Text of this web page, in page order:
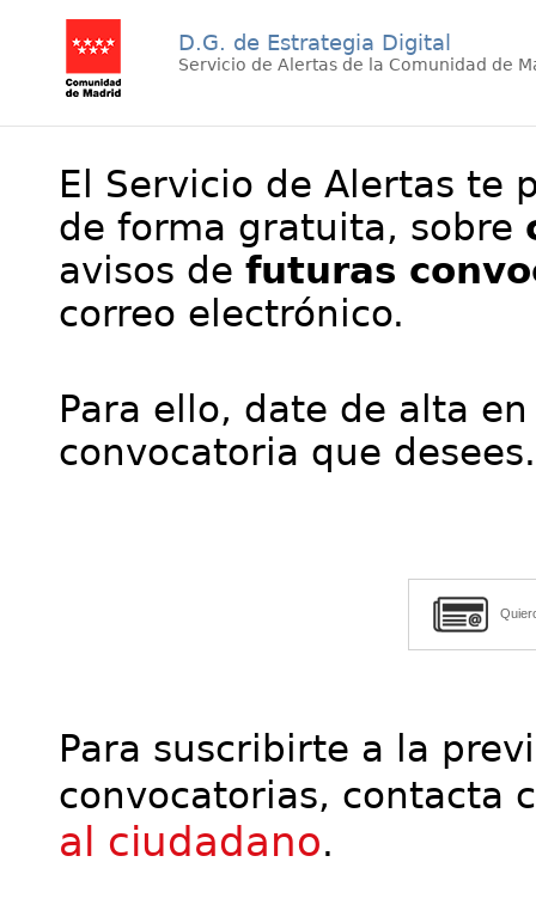
D.G. de Estrategia Digital
Servicio de Alertas de la Comunidad de
El Servicio de Alertas te
de forma gratuita, sobre
avisos de futuras
correo electrónico.
Para ello, date de alta
convocatoria que desees.
Para suscribirte a la
convocatorias, contacta
al ciudadano.